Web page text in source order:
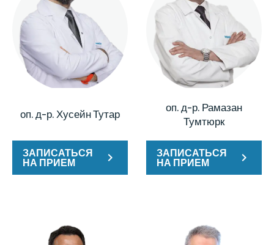
оп. д-р. Хусейн Тутар
ЗАПИСАТЬСЯ
НА ПРИЕМ
оп. д-р. Рамазан
Тумтюрк
ЗАПИСАТЬСЯ
НА ПРИЕМ